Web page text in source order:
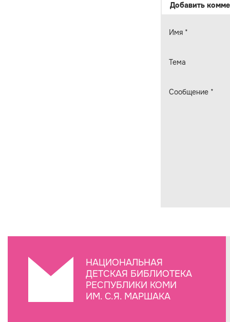
Добавить
Имя *
Тема
Сообщение *
НАЦИОНАЛЬНАЯ
ДЕТСКАЯ БИБЛИОТЕКА
РЕСПУБЛИКИ КОМИ
ИМ. С.Я. МАРШАКА